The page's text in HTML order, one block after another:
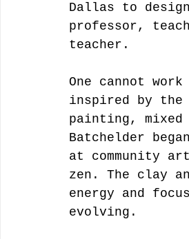
Dallas to
professor,
teacher.
One cannot
inspired by
painting,
Batchelder
at community
zen. The clay
energy and
evolving.